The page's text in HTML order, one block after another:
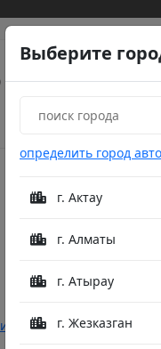
Выберите
определить город
г. Актау
г. Алматы
г. Атырау
г. Жезказган
Artemis